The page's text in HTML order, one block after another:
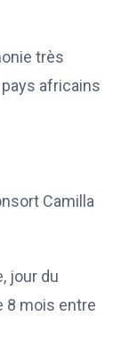
très
africains
Camilla
jour du
8 mois entre